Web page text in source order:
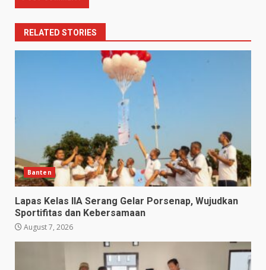
RELATED STORIES
Banten
Lapas Kelas IIA Serang Gelar Porsenap, Wujudkan
Sportifitas dan Kebersamaan
August 7, 2026